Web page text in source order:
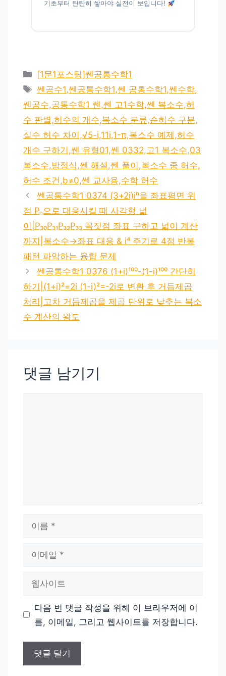
기초부터 탄탄히 쌓아야 실전이 보입니다!
카
테
리
[1문1포스팅]쎈공통수학1
태
그
쎈공수1,쎈공통수학1,쎈 공통수학1,쎈수학,
쎈공수,공통수학1 쎈,쎈 고1수학,쎈 복소수,허
수 판별,허수의 개수,복소수 분류,순허수 구분,
실수 허수 차이,√5-i,11i,1-π,복소수 예제,허수
개수 구하기,쎈 유형01,쎈 0332,고1 복소수,03
복소수,방정식,쎈 해설,쎈 풀이,복소수 중 허수,
허수 조건,b≠0,쎈 교사용,수학 허수
쎈공통수학1 0374 (3+2i)iⁿ을 좌표평면 위
점 Pₙ으로 대응시킬 때 사각형 넓
이|P₃₀P₃₁P₃₂P₃₃ 꼭짓점 좌표 구하고 넓이 계산
까지|복소수→좌표 대응 & i⁴ 주기로 4점 반복
패턴 파악하는 융합 문제
쎈공통수학1 0376 (1+i)¹⁰⁰-(1-i)¹⁰⁰ 간단히
하기|(1+i)²=2i (1-i)²=-2i로 변환 후 거듭제곱
처리|고차 거듭제곱을 제곱 단위로 낮추는 복소
수 계산의 왕도
댓글 남기기
트
다음 번 댓글 작성을 위해 이 브라우저에 이
름, 이메일, 그리고 웹사이트를 저장합니다.